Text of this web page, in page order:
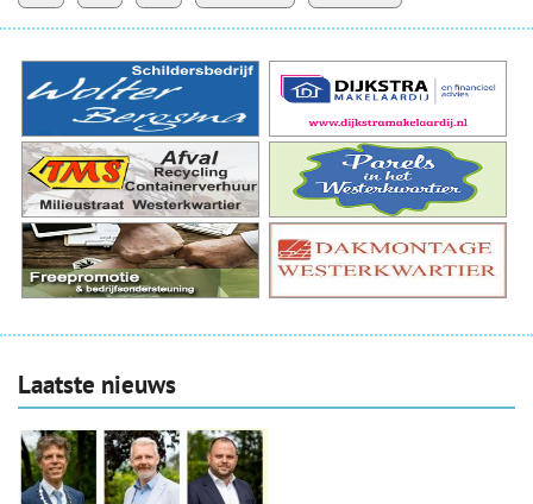
Laatste nieuws